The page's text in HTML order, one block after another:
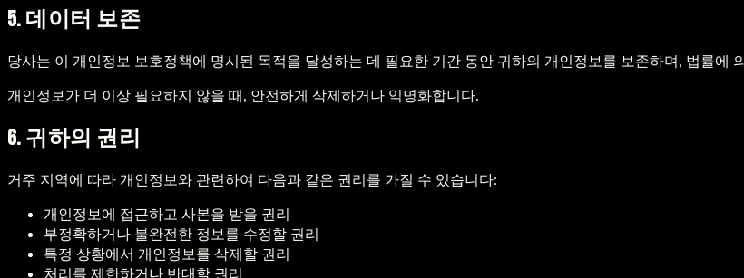
5. 데이터 보존
당사는 이 개인정보 보호정책에 명시된 목적을 달성하는 데 필요한 기간 동안 귀하의 개인정보를 보존하며, 법률에
개인정보가 더 이상 필요하지 않을 때, 안전하게 삭제하거나 익명화합니다.
6. 귀하의 권리
거주 지역에 따라 개인정보와 관련하여 다음과 같은 권리를 가질 수 있습니다:
개인정보에 접근하고 사본을 받을 권리
부정확하거나 불완전한 정보를 수정할 권리
특정 상황에서 개인정보를 삭제할 권리
처리를 제한하거나 반대할 권리